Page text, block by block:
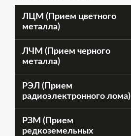
ЛЦМ (Прием цветного
металла)
ЛЧМ (Прием черного
металла)
РЭЛ (Прием
радиоэлектронного лома)
РЗМ (Прием
редкоземельных